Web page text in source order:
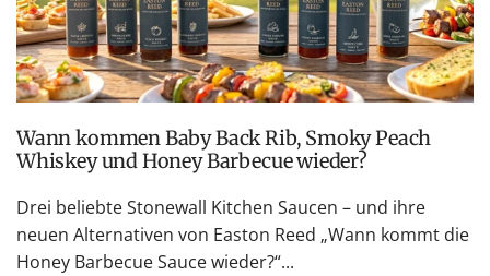
Wann kommen Baby Back Rib, Smoky Peach
Whiskey und Honey Barbecue wieder?
Drei beliebte Stonewall Kitchen Saucen – und ihre
neuen Alternativen von Easton Reed „Wann kommt die
Honey Barbecue Sauce wieder?“...